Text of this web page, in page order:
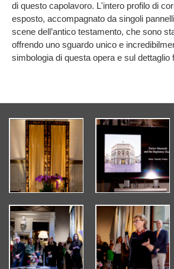
di questo capolavoro. L'intero profilo di
esposto, accompagnato da singoli
scene dell’antico testamento, che sono
offrendo uno sguardo unico e
simbologia di questa opera e sul dettaglio